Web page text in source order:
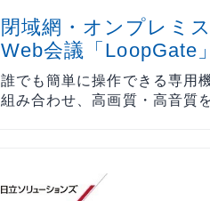
データセンター
サーバー
ネットワーク機器
PCソフト
デ
サー
ネ
閉域網・オンプレミ
Web会議「LoopGate」
誰でも簡単に操作できる専用
組み合わせ、高画質・高音質